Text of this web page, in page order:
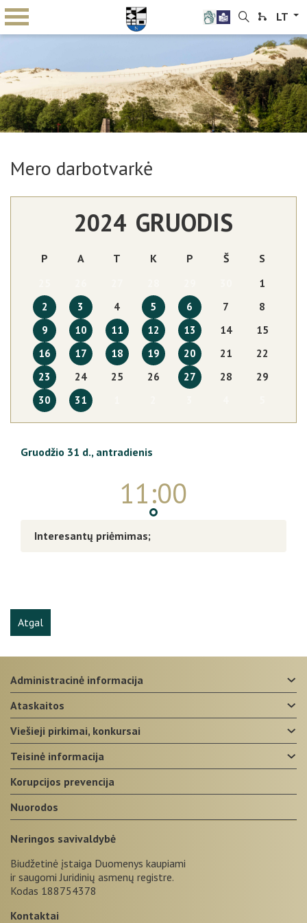
Mero darbotvarkė
2024 GRUODIS
P A T K P Š S
1
2
3 4 5 6 7
8
9
10 11 12 13 14
15
16
17 18 19 20 21
22
23
24 25 26 27 28
29
30
31
Gruodžio 31 d.,antradienis
11:00
Interesantų priėmimas;
Atgal
administracinė informacija
ataskaitos
viešieji pirkimai, konkursai
teisinė informacija
korupcijos prevencija
nuorodos
Neringos savivaldybė
Biudžetinė įstaiga Duomenys kaupiami
ir saugomi Juridinių asmenų registre.
Kodas 188754378
Kontaktai
LT